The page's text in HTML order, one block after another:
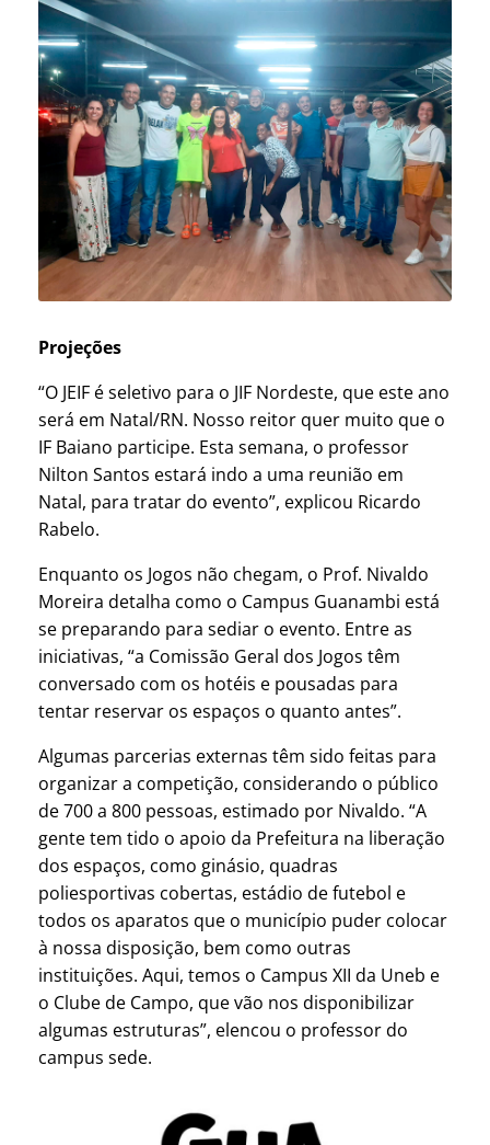
Projeções
“O JEIF é seletivo para o JIF Nordeste, que este ano
será em Natal/RN. Nosso reitor quer muito que o
IF Baiano participe. Esta semana, o professor
Nilton Santos estará indo a uma reunião em
Natal, para tratar do evento”, explicou Ricardo
Rabelo.
Enquanto os Jogos não chegam, o Prof. Nivaldo
Moreira detalha como o Campus Guanambi está
se preparando para sediar o evento. Entre as
iniciativas, “a Comissão Geral dos Jogos têm
conversado com os hotéis e pousadas para
tentar reservar os espaços o quanto antes”.
Algumas parcerias externas têm sido feitas para
organizar a competição, considerando o público
de 700 a 800 pessoas, estimado por Nivaldo. “A
gente tem tido o apoio da Prefeitura na liberação
dos espaços, como ginásio, quadras
poliesportivas cobertas, estádio de futebol e
todos os aparatos que o município puder colocar
à nossa disposição, bem como outras
instituições. Aqui, temos o Campus XII da Uneb e
o Clube de Campo, que vão nos disponibilizar
algumas estruturas”, elencou o professor do
campus sede.